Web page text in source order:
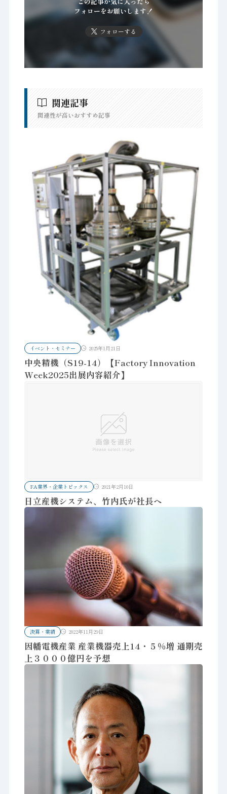
フォローをお願いします！
フォローする
関連記事
関連性が高いおすすめ記事
イベント・セミナー 2025年1月21日
中央精機（S19-14）【Factory Innovation
Week2025出展内容紹介】
FA業界・企業トピックス 2021年2月10日
日立産機システム、竹内氏が社長へ
決算・業績 2022年11月29日
因幡電機産業 産業機器売上14・５％増 通期売
上３０００億円を予想